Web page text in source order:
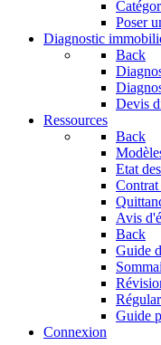
Poser
Diagnostic
Back
Devis
Ressources
Back
Etat
Avis
Back
Guide
Guide
Connexion